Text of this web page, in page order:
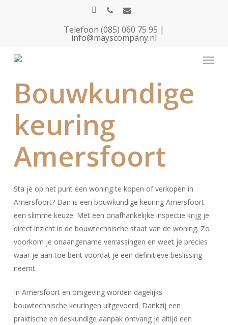
phoneemail
Telefoon (085) 060 75 95 |
info@mayscompany.nl
Menu
Bouwkundige
keuring
Amersfoort
Sta je op het punt een woning te kopen of verkopen in
Amersfoort? Dan is een bouwkundige keuring Amersfoort
een slimme keuze. Met een onafhankelijke inspectie krijg je
direct inzicht in de bouwtechnische staat van de woning. Zo
voorkom je onaangename verrassingen en weet je precies
waar je aan toe bent voordat je een definitieve beslissing
neemt.
In Amersfoort en omgeving worden dagelijks
bouwtechnische keuringen uitgevoerd. Dankzij een
praktische en deskundige aanpak ontvang je altijd een